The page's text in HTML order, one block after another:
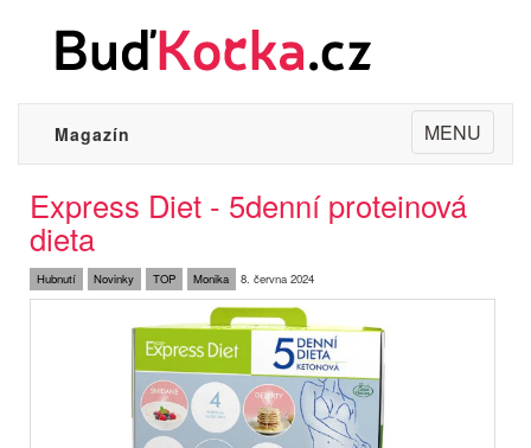
Toggle
navigation
MENU
Magazín
Express Diet - 5denní proteinová
dieta
Hubnutí Novinky TOP Monika 8. června 2024